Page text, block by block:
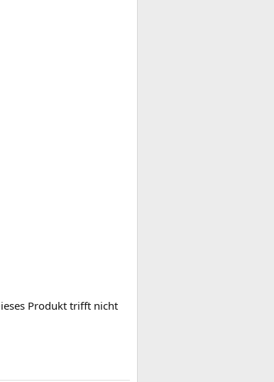
Produkt trifft nicht